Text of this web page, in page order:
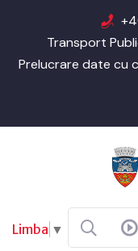
Transport
Prelucrare date cu
Limba ▼